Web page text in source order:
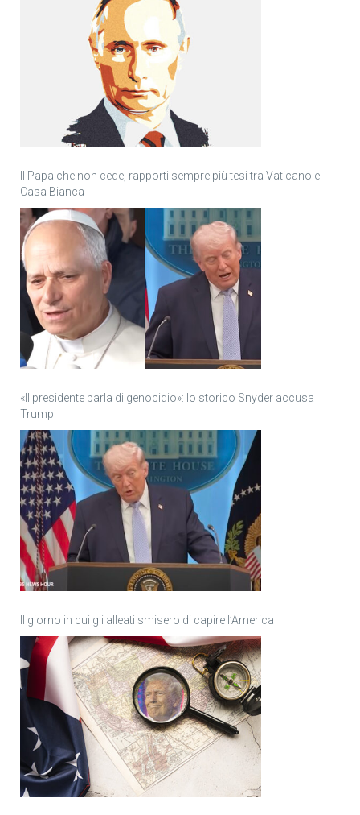
Il Papa che non cede, rapporti sempre più tesi tra Vaticano e
Casa Bianca
«Il presidente parla di genocidio»: lo storico Snyder accusa
Trump
Il giorno in cui gli alleati smisero di capire l’America